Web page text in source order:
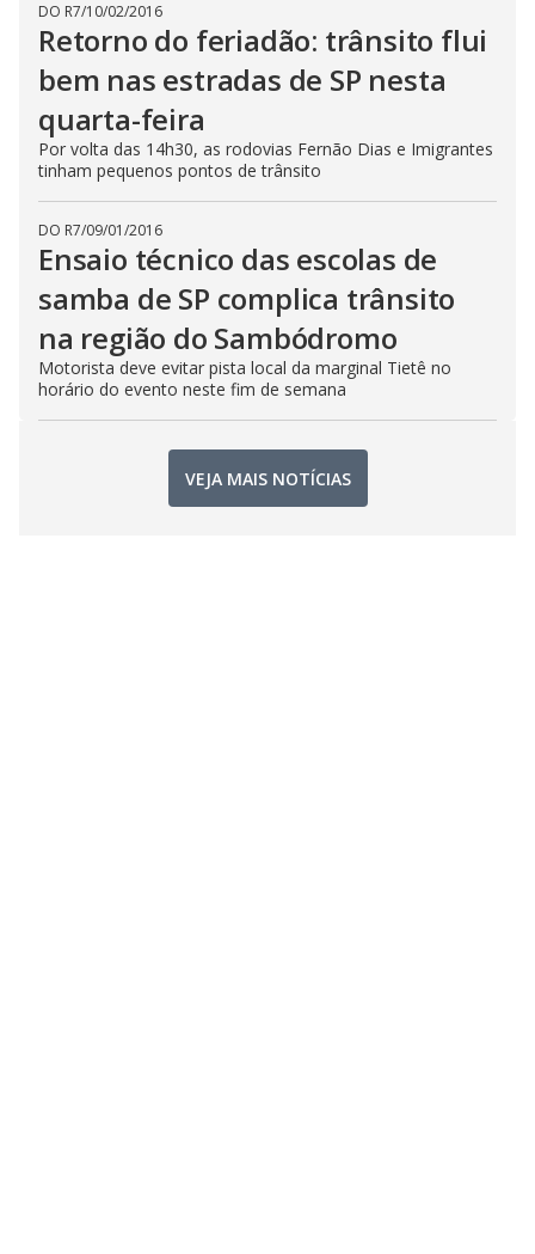
DO R7/10/02/2016
Retorno do feriadão: trânsito flui
bem nas estradas de SP nesta
quarta-feira
Por volta das 14h30, as rodovias Fernão Dias e Imigrantes
tinham pequenos pontos de trânsito
DO R7/09/01/2016
Ensaio técnico das escolas de
samba de SP complica trânsito
na região do Sambódromo
Motorista deve evitar pista local da marginal Tietê no
horário do evento neste fim de semana
VEJA MAIS NOTÍCIAS